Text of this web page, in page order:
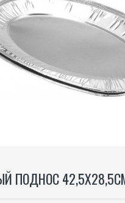
ПОДНОС